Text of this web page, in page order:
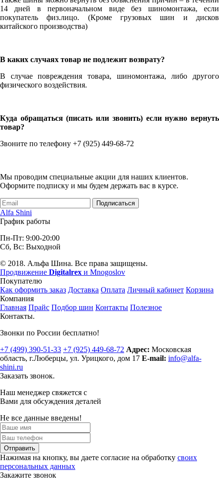
14 дней в первоначальном виде без шиномонтажа, если
покупатель физ.лицо. (Кроме грузовых шин и дисков
китайского производства)
В каких случаях товар не подлежит возврату?
В случае повреждения товара, шиномонтажа, либо другого
физического воздействия.
Куда обращаться (писать или звонить) если нужно вернуть
товар?
Звоните по телефону +7 (925) 449-68-72
Мы проводим специальные акции для наших клиентов.
Оформите подписку и мы будем держать вас в курсе.
Подписаться
Alfa Shini
График работы
Пн-Пт: 9:00-20:00
Сб, Вс: Выходной
© 2018. Альфа Шина. Все права защищены.
Продвижение Digitalrex и Mnogoslov
Покупателю
Как оформить заказ Доставка Оплата Личный кабинет Корзина
Компания
Главная Прайс Подбор шин Контакты Полезное
Контакты.
Звонки по России бесплатно!
+7 (499) 390-51-33 +7 (925) 449-68-72 Адрес: Московская
область, г.Люберцы, ул. Урицкого, дом 17 E-mail: info@alfa-
shini.ru
Заказать звонок.
Наш менеджер свяжется с
Вами для обсуждения деталей
Не все данные введены!
Отправить
Нажимая на кнопку, вы даете согласие на обработку своих
персональных данных
Закажите звонок